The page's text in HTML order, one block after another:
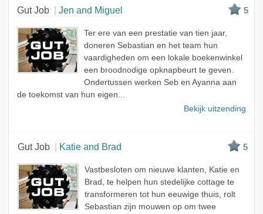
A - Z
Gut Job Jen and Miguel 5
Ter ere van een prestatie van tien jaar,
doneren Sebastian en het team hun
vaardigheden om een lokale boekenwinkel
een broodnodige opknapbeurt te geven.
Ondertussen werken Seb en Ayanna aan
de toekomst van hun eigen...
Bekijk uitzending
Gut Job Katie and Brad 5
Vastbesloten om nieuwe klanten, Katie en
Brad, te helpen hun stedelijke cottage te
transformeren tot hun eeuwige thuis, rolt
Sebastian zijn mouwen op om twee